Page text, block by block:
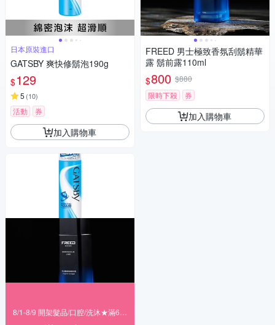
日本原裝進口
GATSBY 爽快修鬍泡190g
$129
5 (10)
活動 券
加入購物車
FREED 男士極致香氛刮鬍精華
露 鬍前露110ml
$800 $880
限時下殺
券
加入購物車